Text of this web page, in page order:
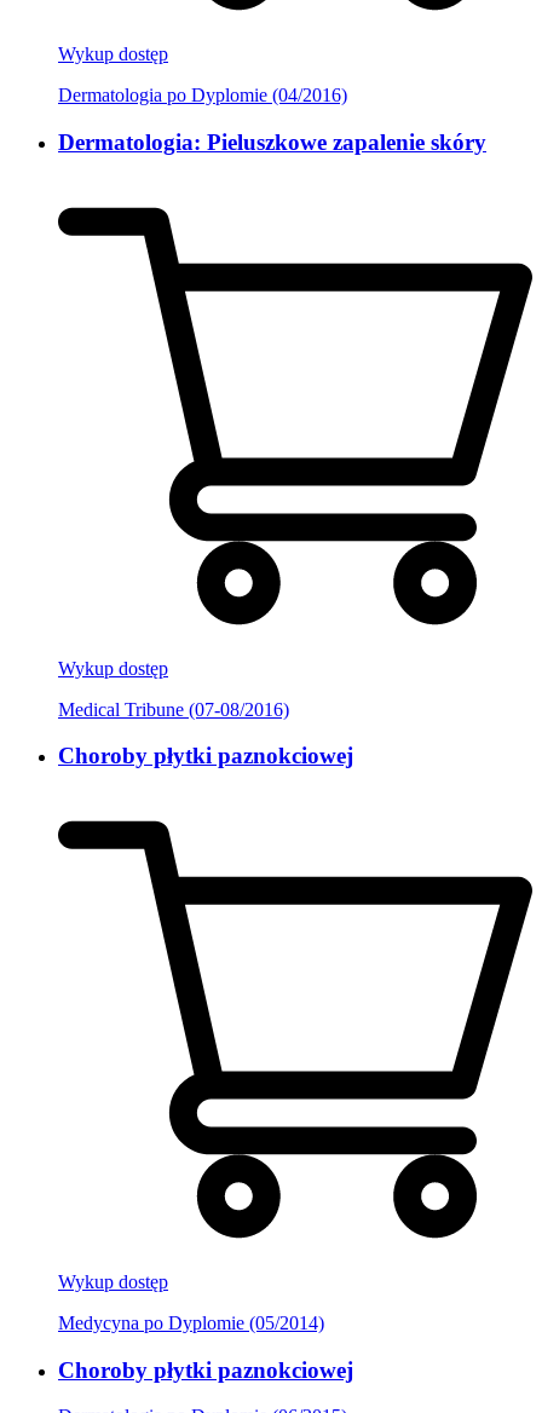
Wykup dostęp
Dermatologia po Dyplomie (04/2016)
Dermatologia: Pieluszkowe zapalenie skóry
Wykup dostęp
Medical Tribune (07-08/2016)
Choroby płytki paznokciowej
Wykup dostęp
Medycyna po Dyplomie (05/2014)
Choroby płytki paznokciowej